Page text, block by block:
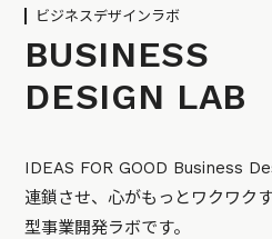
ビジネスデザインラボ
BUSINESS
DESIGN LAB
IDEAS FOR GOOD Business
連鎖させ、心がもっとワクワク
型事業開発ラボです。